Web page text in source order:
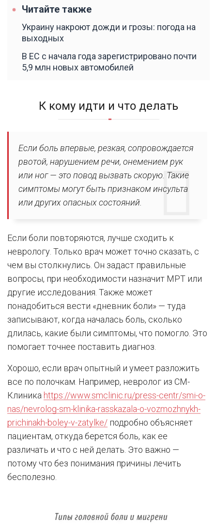
Читайте также
Украину накроют дожди и грозы: погода на
выходных
В ЕС с начала года зарегистрировано почти
5,9 млн новых автомобилей
К кому идти и что делать
Если боль впервые, резкая, сопровождается
рвотой, нарушением речи, онемением рук
или ног — это повод вызвать скорую. Такие
симптомы могут быть признаком инсульта
или других опасных состояний.
Если боли повторяются, лучше сходить к
неврологу. Только врач может точно сказать, с
чем вы столкнулись. Он задаст правильные
вопросы, при необходимости назначит МРТ или
другие исследования. Также может
понадобиться вести «дневник боли» — туда
записывают, когда началась боль, сколько
длилась, какие были симптомы, что помогло. Это
помогает точнее поставить диагноз.
Хорошо, если врач опытный и умеет разложить
все по полочкам. Например, невролог из СМ-
Клиника https://www.smclinic.ru/press-centr/smi-o-
nas/nevrolog-sm-klinika-rasskazala-o-vozmozhnykh-
prichinakh-boley-v-zatylke/ подробно объясняет
пациентам, откуда берется боль, как ее
различать и что с ней делать. Это важно —
потому что без понимания причины лечить
бесполезно.